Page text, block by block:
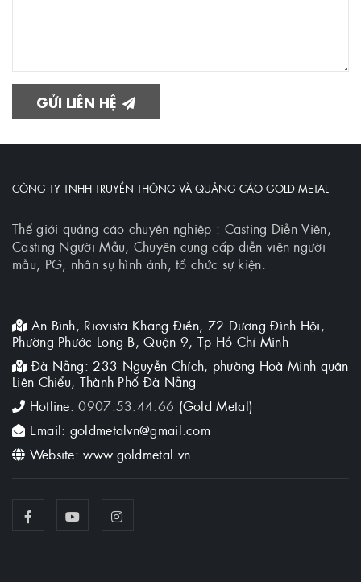
GỬI LIÊN HỆ
CÔNG TY TNHH TRUYỀN THÔNG VÀ QUẢNG CÁO GOLD METAL
Thế giới quảng cáo chuyên nghiệp : Casting Diễn Viên,
Casting Người Mẫu, Chuyên cung cấp diễn viên người
mẫu, PG, nhân sự hình ảnh, tổ chức sự kiện.
An Bình, Riovista Khang Điền, 72 Dương Đình Hội,
Phường Phước Long B, Quận 9, Tp Hồ Chí Minh
Đà Nẵng: 233 Nguyễn Chích, phường Hoà Minh quận
Liên Chiểu, Thành Phố Đà Nẵng
Hotline:0907.53.44.66 (Gold Metal)
Email: goldmetalvn@gmail.com
Website: www.goldmetal.vn